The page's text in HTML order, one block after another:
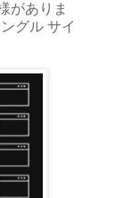
がありま
グル サイ